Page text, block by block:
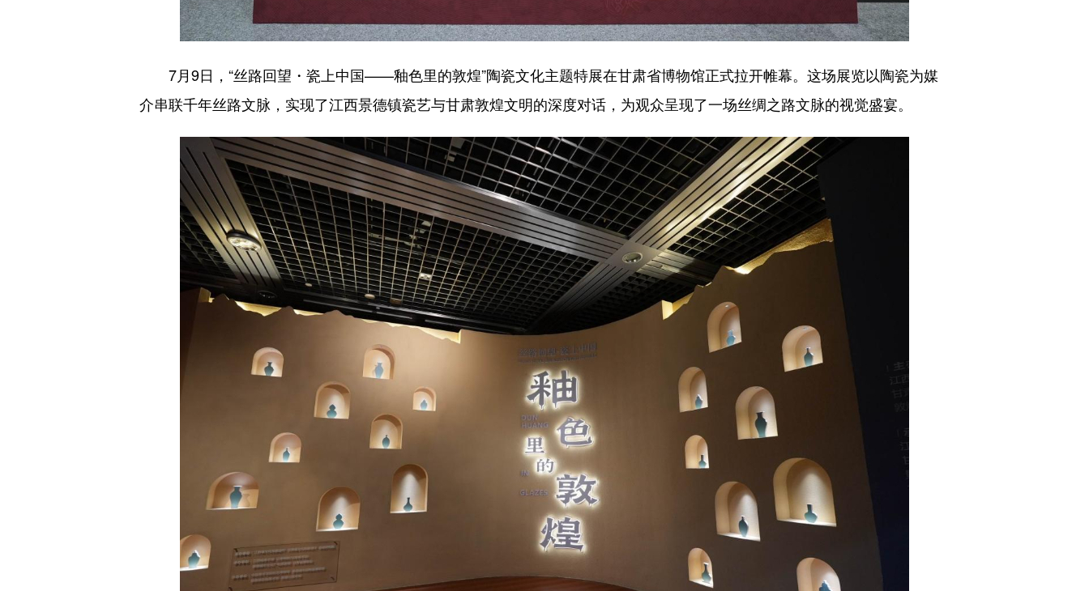
7月9日，“丝路回望・瓷上中国——釉色里的敦煌”陶瓷文化主题特展在甘肃省博物馆正式拉开帷幕。这场展览以陶瓷为媒
介串联千年丝路文脉，实现了江西景德镇瓷艺与甘肃敦煌文明的深度对话，为观众呈现了一场丝绸之路文脉的视觉盛宴。